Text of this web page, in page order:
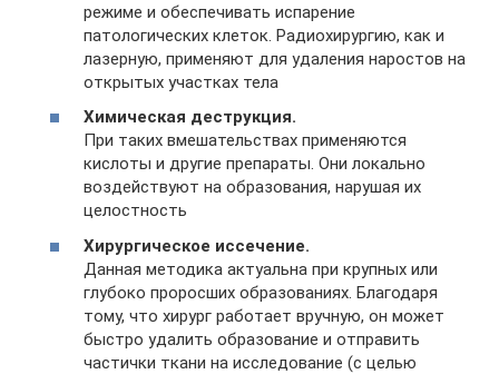
режиме и обеспечивать испарение
патологических клеток. Радиохирургию, как и
лазерную, применяют для удаления наростов на
открытых участках тела
Химическая деструкция.
При таких вмешательствах применяются
кислоты и другие препараты. Они локально
воздействуют на образования, нарушая их
целостность
Хирургическое иссечение.
Данная методика актуальна при крупных или
глубоко проросших образованиях. Благодаря
тому, что хирург работает вручную, он может
быстро удалить образование и отправить
частички ткани на исследование (с целью